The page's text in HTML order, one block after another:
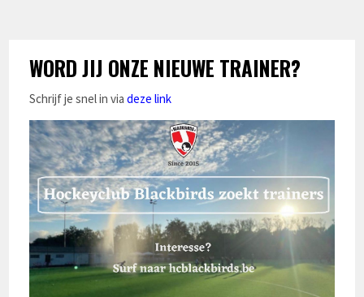
WORD JIJ ONZE NIEUWE TRAINER?
Schrijf je snel in viadeze link